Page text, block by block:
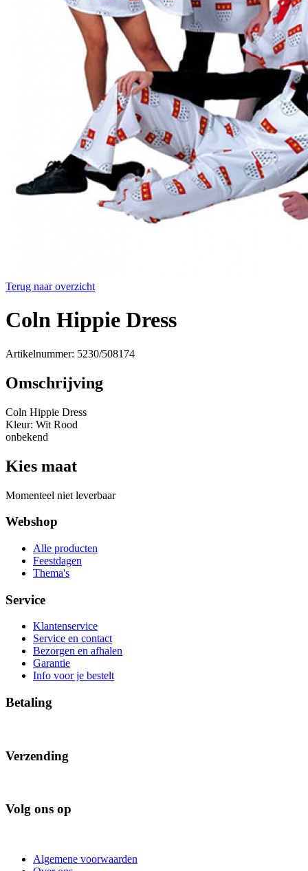
Terug naar overzicht
Coln Hippie Dress
Artikelnummer: 5230/508174
Omschrijving
Coln Hippie Dress
Kleur: Wit Rood
onbekend
Kies maat
Momenteel niet leverbaar
Webshop
Alle producten
Feestdagen
Thema's
Service
Klantenservice
Service en contact
Bezorgen en afhalen
Garantie
Info voor je bestelt
Betaling
Verzending
Volg ons op
Algemene voorwaarden